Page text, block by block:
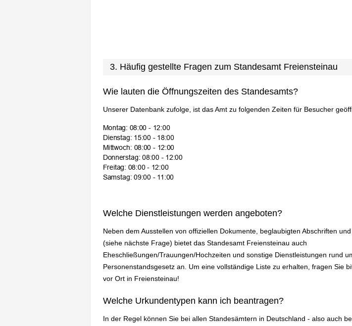
3. Häufig gestellte Fragen zum Standesamt Freiensteinau
Wie lauten die Öffnungszeiten des Standesamts?
Unserer Datenbank zufolge, ist das Amt zu folgenden Zeiten für Besucher
Welche Dienstleistungen werden angeboten?
Neben dem Ausstellen von offiziellen Dokumente, beglaubigten Abschriften
(siehe nächste Frage) bietet das Standesamt Freiensteinau auch
Eheschließungen/Trauungen/Hochzeiten und sonstige Dienstleistungen rund
Personenstandsgesetz an. Um eine vollständige Liste zu erhalten, fragen Sie
vor Ort in Freiensteinau!
Welche Urkundentypen kann ich beantragen?
In der Regel können Sie bei allen Standesämtern in Deutschland - also auch